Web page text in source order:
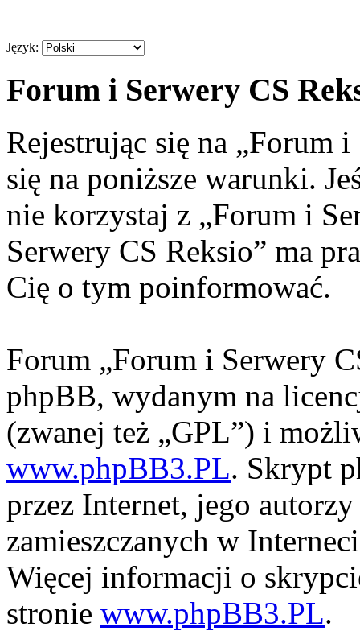
Język:
Forum i Serwery CS
Rejestrując się na „Forum
się na poniższe warunki.
nie korzystaj z „Forum i
Serwery CS Reksio” ma
Cię o tym poinformować.
Forum „Forum i Serwery
phpBB, wydanym na
(zwanej też „GPL”) i
www.phpBB3.PL. Skrypt
przez Internet, jego
zamieszczanych w
Więcej informacji o
stronie www.phpBB3.PL.